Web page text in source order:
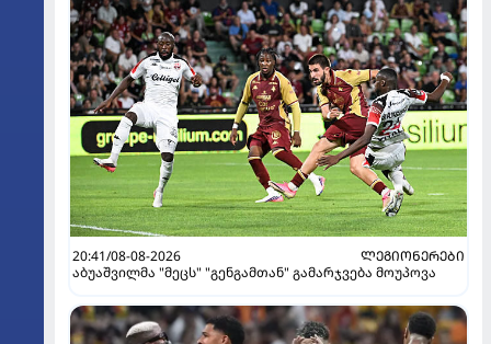
20:41/08-08-2026
ᲚᲔᲒᲘᲝᲜᲔᲠᲔᲑᲘ
აბუაშვილმა "მეცს" "გენგამთან" გამარჯვება მოუპოვა